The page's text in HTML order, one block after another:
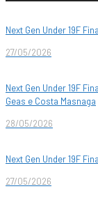
Next Gen Under 19F
27/05/2026
Next Gen Under 19F
Geas e Costa Masnaga
28/05/2026
Next Gen Under 19F
27/05/2026